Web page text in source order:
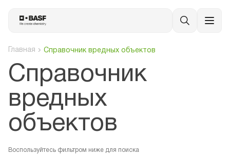
Главная Справочник вредных объектов
Cправочник
вредных
объектов
Воспользуйтесь фильтром ниже для поиска